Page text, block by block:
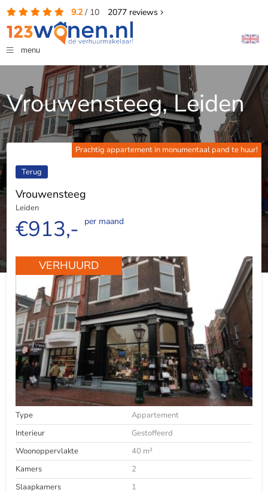
9.2/ 10 2077reviews
menu
Vrouwensteeg, Leiden
Prachtig appartement in monumentaal pand te huur!
Terug
Vrouwensteeg
Leiden
€913,- per maand
VERHUURD
Type
Appartement
Interieur
Gestoffeerd
Woonoppervlakte
40 m²
Kamers
2
Slaapkamers
1